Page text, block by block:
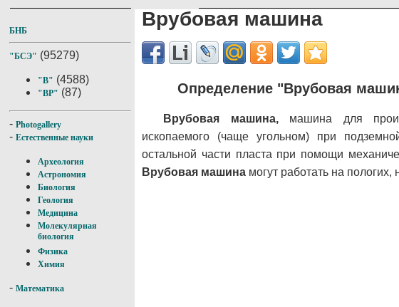
БНБ
"БСЭ" (95279)
"В" (4588)
"ВР" (87)
- Photogallery
- Естественные науки
Археология
Астрономия
Биология
Геология
Медицина
Молекулярная
биология
Физика
Химия
- Математика
Врубовая машина
Определение "Врубовая
Врубовая машина, машина для
ископаемого (чаще угольном) при
остальной части пласта при помощи
Врубовая машина могут работать на